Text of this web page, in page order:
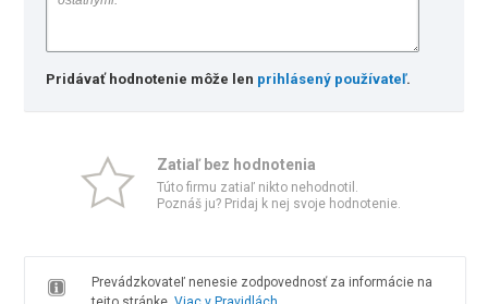
Pridávať hodnotenie môže len prihlásený používateľ.
Zatiaľ bez hodnotenia
Túto firmu zatiaľ nikto nehodnotil.
Poznáš ju? Pridaj k nej svoje hodnotenie.
Prevádzkovateľ nenesie zodpovednosť za informácie na